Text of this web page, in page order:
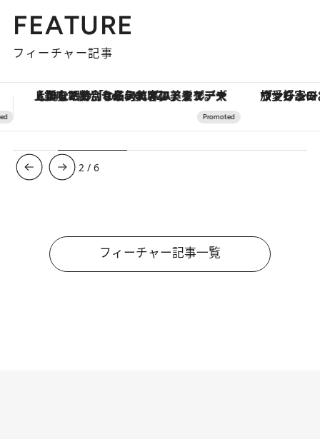
FEATURE
フィーチャー記事
ヴァシュロン・コンスタンタン「オーヴァーシーズ・オートマティック」。旅愛好家のお気に入りコレクションから、ジェンダーレスな新作が登場
3 /6
フィーチャー記事一覧